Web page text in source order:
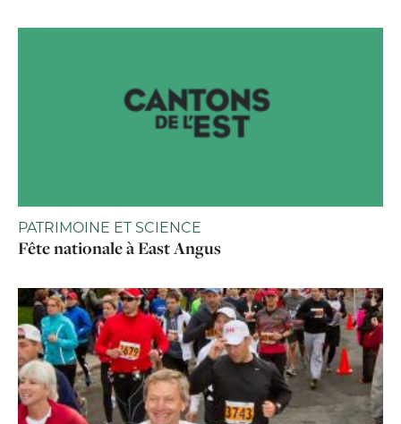
PATRIMOINE ET SCIENCE
Fête nationale à East Angus